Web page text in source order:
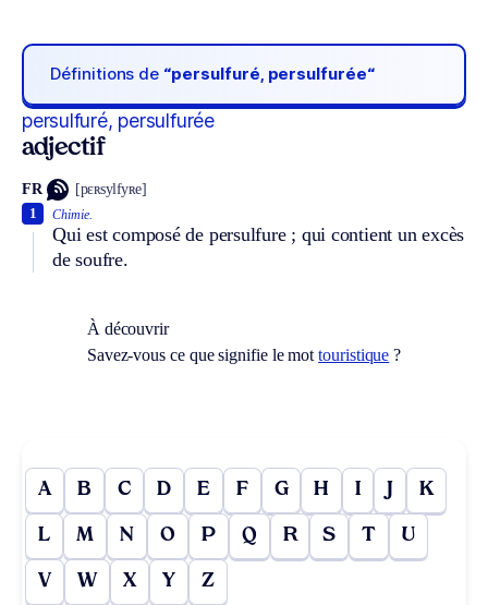
Définitions de “persulfuré, persulfurée“
persulfuré, persulfurée
adjectif
FR [pɛʀsylfyʀe]
Chimie.
Qui est composé de persulfure ; qui contient un excès
de soufre.
1
À découvrir
Savez-vous ce que signifie le mottouristique ?
A B C D E F G H I J K
L M N O P Q R S T U
V W X Y Z